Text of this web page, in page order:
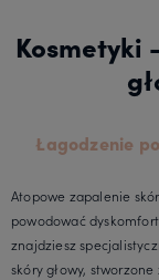
Kosmetyki
Łagodzenie
Atopowe zapalenie
powodować
znajdziesz
skóry głowy,